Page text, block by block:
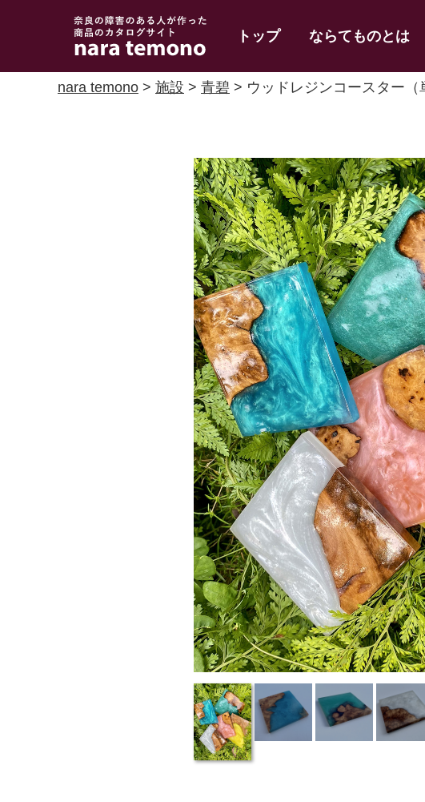
奈良で障害のある人
の手作り商品 nara
temono
トップ ならてものとは
nara temono > 施設 > 青碧 > ウッドレジンコースター（